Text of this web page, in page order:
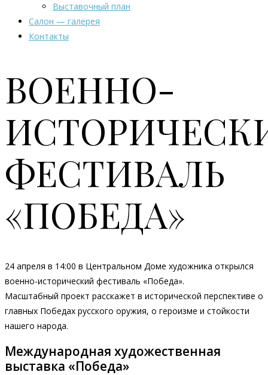
Выставочный план
Салон — галерея
Контакты
ВОЕННО-
ФЕСТИВАЛЬ
«ПОБЕДА»
24 апреля в 14:00 в Центральном Доме художника открылся
военно-исторический фестиваль «Победа».
Масштабный проект расскажет в исторической перспективе о
главных Победах русского оружия, о героизме и стойкости
нашего народа.
Международная художественная
выставка «Победа»